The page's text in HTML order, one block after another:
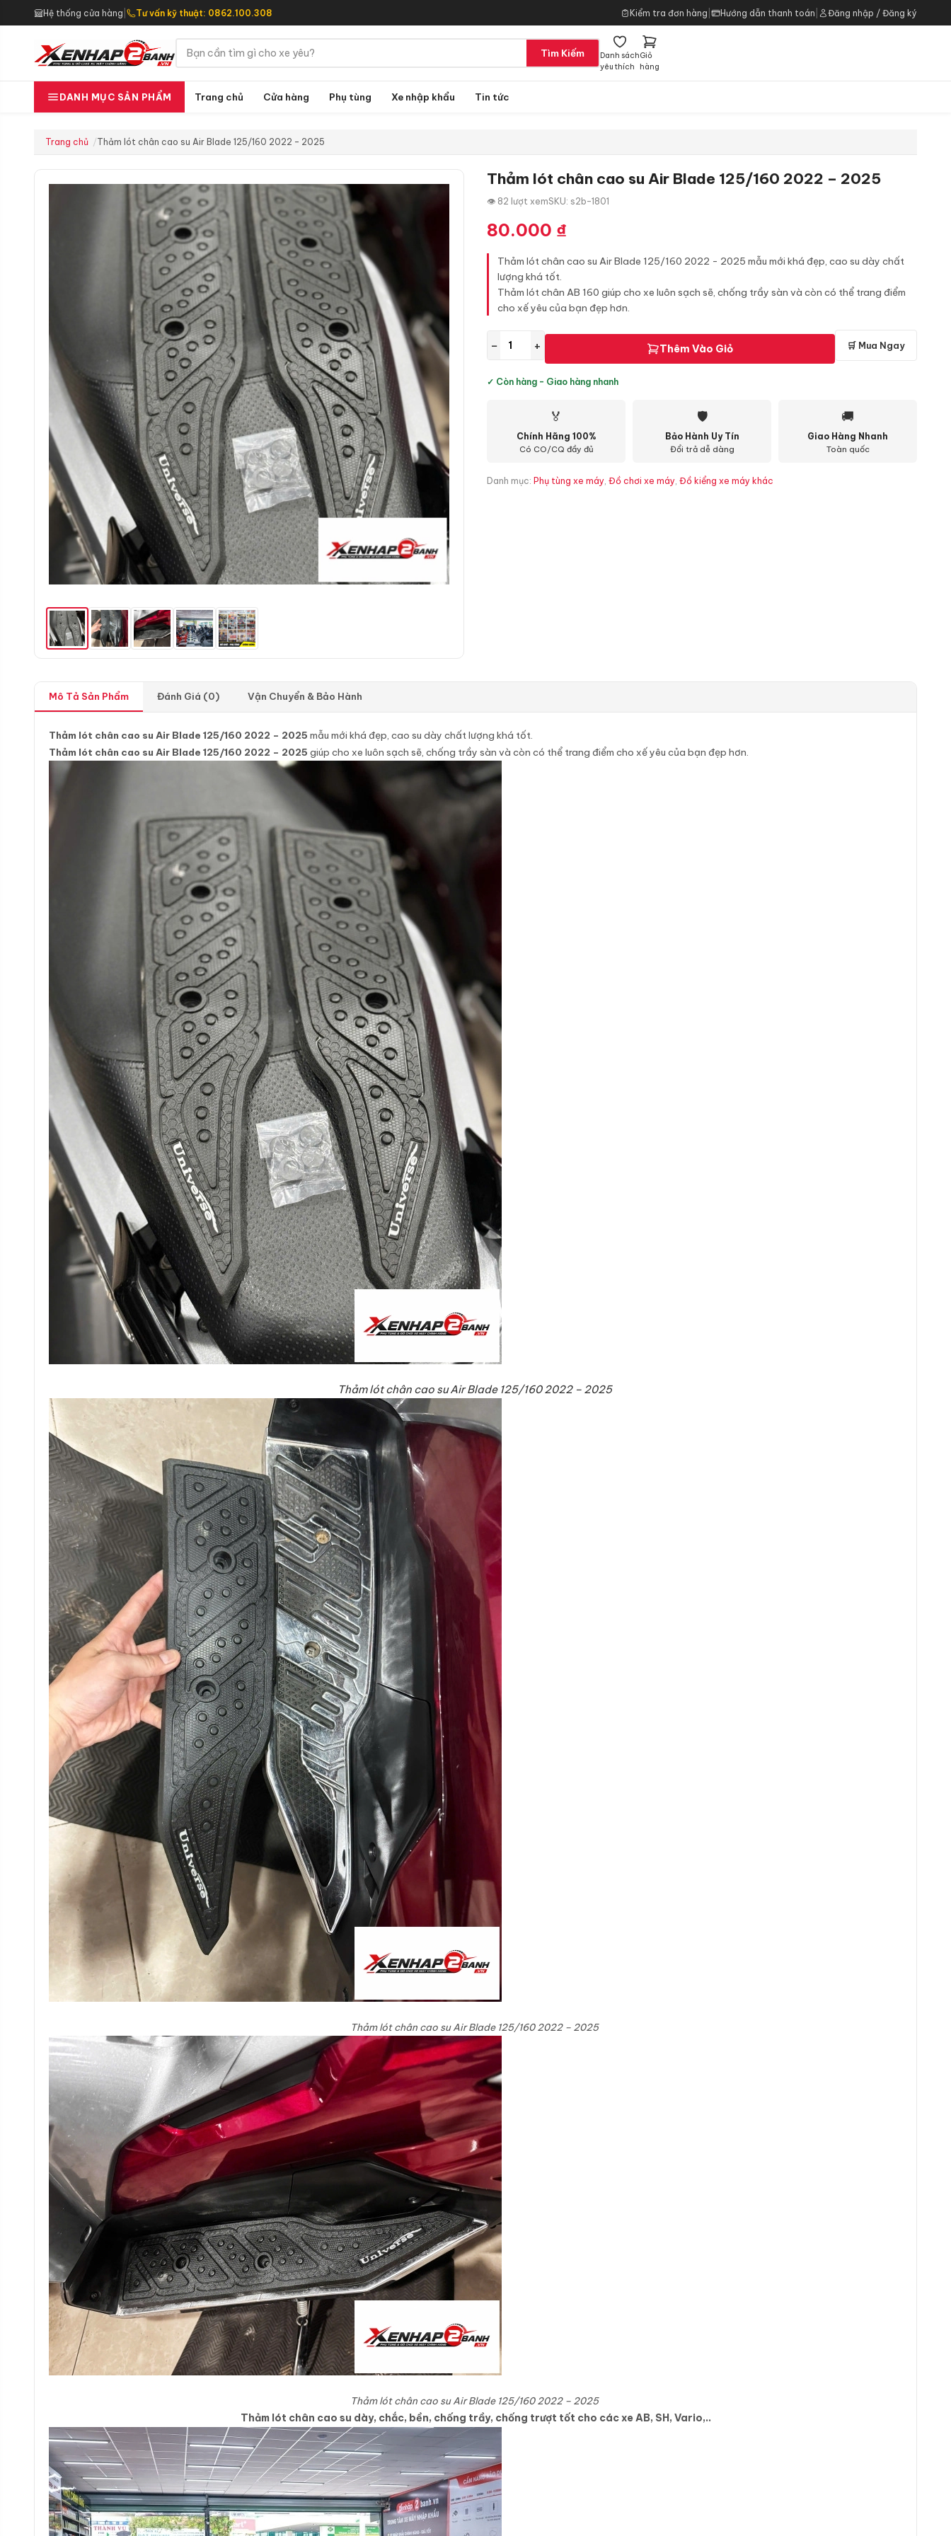
Hệ thống cửa hàng Tư vấn kỹ thuật: 0862.100.308 Kiểm tra đơn hàng Hướng dẫn thanh toán Đăng nhập / Đăng ký
Tìm Kiếm
Danh sách
yêu thích
Giỏ
hàng
DANH MỤC SẢN PHẨM Trang chủ Cửa hàng Phụ tùng Xe nhập khẩu Tin tức
Trang chủ Thảm lót chân cao su Air Blade 125/160 2022 – 2025
Thảm lót chân cao su Air Blade 125/160 2022 – 2025
👁 82 lượt xemSKU: s2b-1801
80.000 ₫
Thảm lót chân cao su Air Blade 125/160 2022 - 2025 mẫu mới khá đẹp, cao su dày chất
lượng khá tốt.
Thảm lót chân AB 160 giúp cho xe luôn sạch sẽ, chống trầy sàn và còn có thể trang điểm
cho xế yêu của bạn đẹp hơn.
− + Thêm Vào Giỏ 🛒 Mua Ngay
✓ Còn hàng - Giao hàng nhanh
🏅
Chính Hãng 100%
Có CO/CQ đầy đủ
🛡
Bảo Hành Uy Tín
Đổi trả dễ dàng
🚚
Giao Hàng Nhanh
Toàn quốc
Danh mục: Phụ tùng xe máy, Đồ chơi xe máy, Đồ kiểng xe máy khác
Mô Tả Sản Phẩm Đánh Giá (0) Vận Chuyển & Bảo Hành
Thảm lót chân cao su Air Blade 125/160 2022 – 2025 mẫu mới khá đẹp, cao su dày chất lượng khá tốt.
Thảm lót chân cao su Air Blade 125/160 2022 – 2025 giúp cho xe luôn sạch sẽ, chống trầy sàn và còn có thể trang điểm cho xế yêu của bạn đẹp hơn.
Thảm lót chân cao su Air Blade 125/160 2022 – 2025
Thảm lót chân cao su Air Blade 125/160 2022 – 2025
Thảm lót chân cao su Air Blade 125/160 2022 – 2025
Thảm lót chân cao su dày, chắc, bền, chống trầy, chống trượt tốt cho các xe AB, SH, Vario,..